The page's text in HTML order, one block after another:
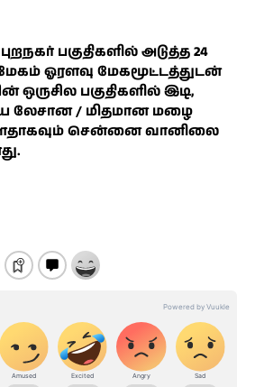
பகுதிகளில் அடுத்த 24
ஓரளவு மேகமூட்டத்துடன்
ஒருசில பகுதிகளில் இடி,
லேசான / மிதமான மழை
சென்னை வானிலை